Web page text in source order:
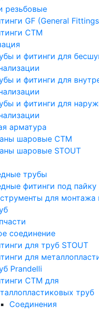
резьбовые
GF (General
CTM
и фитинги для
и фитинги для
и фитинги для
арматура
шаровые СТМ
шаровые STOUT
трубы
фитинги под пайку
для монтажа
соединение
для труб STOUT
для
Prandelli
СTM для
труб
Соединения